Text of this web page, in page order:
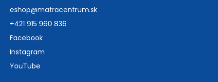
eshop@matracentrum.sk
+421 915 960 836
Facebook
Instagram
YouTube